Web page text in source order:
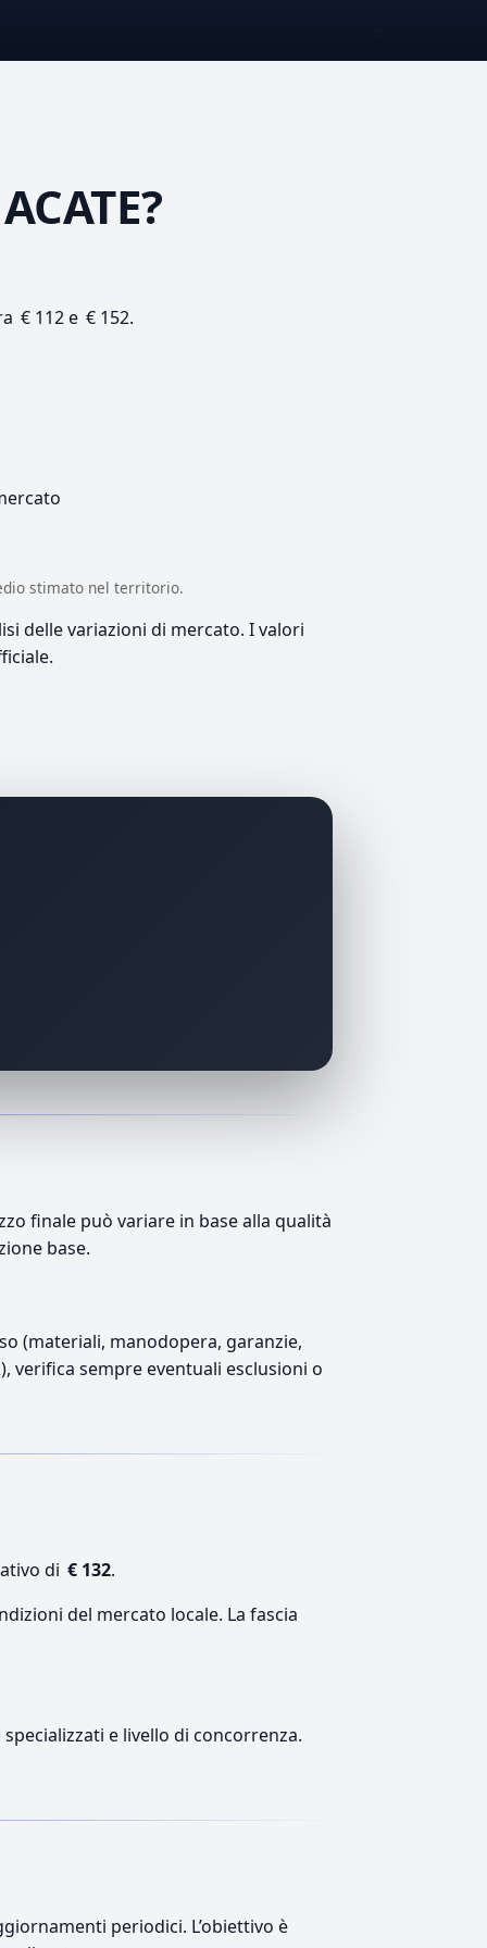
€ 112 e € 152.
stimato nel territorio.
delle variazioni di mercato. I valori
finale può variare in base alla qualità
base.
(materiali, manodopera, garanzie,
verifica sempre eventuali esclusioni o
di € 132.
del mercato locale. La fascia
e livello di concorrenza.
periodici. L’obiettivo è